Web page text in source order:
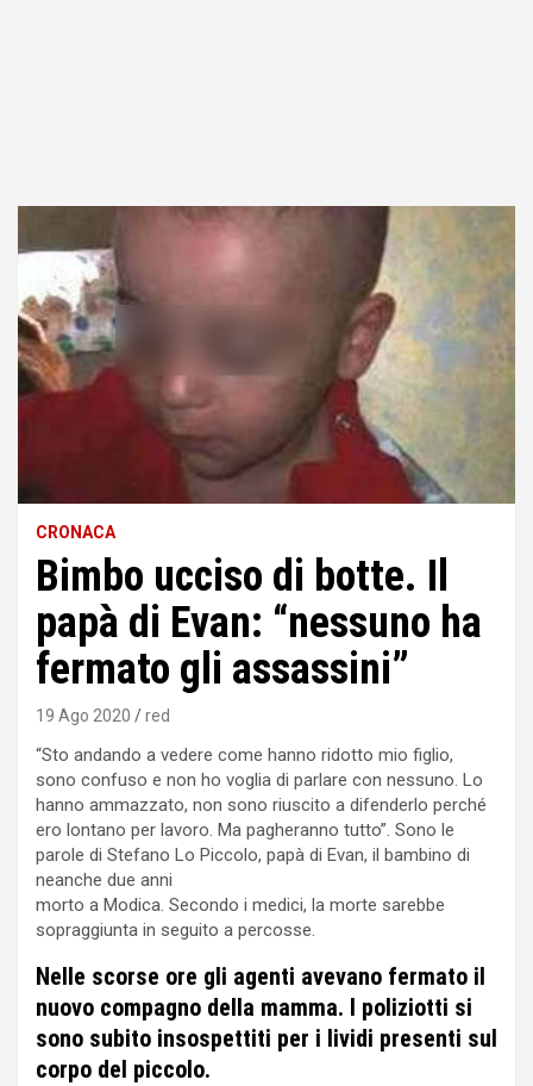
CRONACA
Bimbo ucciso di botte. Il
papà di Evan: “nessuno ha
fermato gli assassini”
19 Ago 2020 red
“Sto andando a vedere come hanno ridotto mio figlio,
sono confuso e non ho voglia di parlare con nessuno. Lo
hanno ammazzato, non sono riuscito a difenderlo perché
ero lontano per lavoro. Ma pagheranno tutto”. Sono le
parole di Stefano Lo Piccolo, papà di Evan, il bambino di
neanche due anni
morto a Modica. Secondo i medici, la morte sarebbe
sopraggiunta in seguito a percosse.
Nelle scorse ore gli agenti avevano fermato il
nuovo compagno della mamma. I poliziotti si
sono subito insospettiti per i lividi presenti sul
corpo del piccolo.